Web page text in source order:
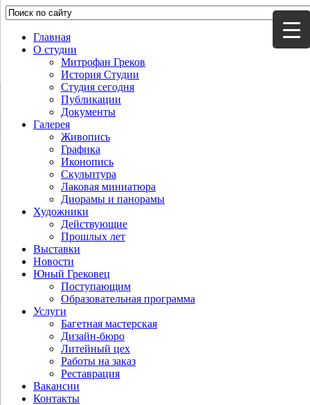
Главная
О студии
Митрофан Греков
История Студии
Студия сегодня
Публикации
Документы
Галерея
Живопись
Графика
Иконопись
Скульптура
Лаковая миниатюра
Диорамы и панорамы
Художники
Действующие
Прошлых лет
Выставки
Новости
Юный Грековец
Поступающим
Образовательная программа
Услуги
Багетная мастерская
Дизайн-бюро
Литейный цех
Работы на заказ
Реставрация
Вакансии
Контакты